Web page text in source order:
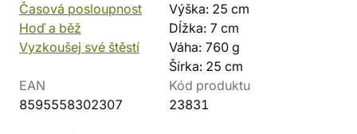
Časová posloupnost
Hoď a běž
Vyzkoušej své štěstí
Výška: 25 cm
Dĺžka: 7 cm
Váha: 760 g
Šírka: 25 cm
EAN
8595558302307
Kód produktu
23831